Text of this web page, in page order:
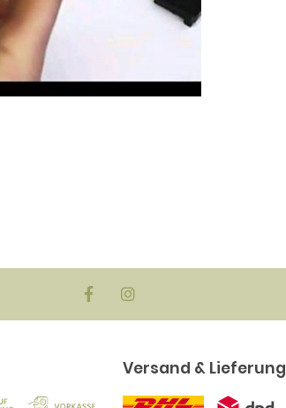
Versand & Lieferung